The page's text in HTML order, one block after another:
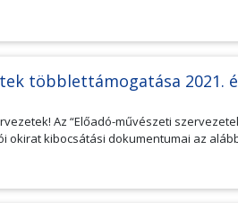
többlettámogatása 2021.
Az “Előadó-művészeti
okirat kibocsátási dokumentumai az